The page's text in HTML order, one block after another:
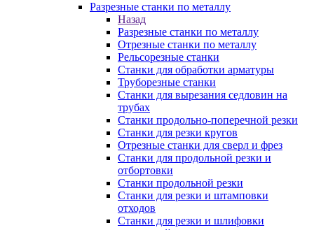
Разрезные станки по металлу
Назад
Разрезные станки по металлу
Отрезные станки по металлу
Рельсорезные станки
Станки для обработки арматуры
Труборезные станки
Станки для вырезания седловин на
трубаx
Станки продольно-поперечной резки
Станки для резки кругов
Отрезные станки для сверл и фрез
Станки для продольной резки и
отбортовки
Станки продольной резки
Станки для резки и штамповки
отходов
Станки для резки и шлифовки